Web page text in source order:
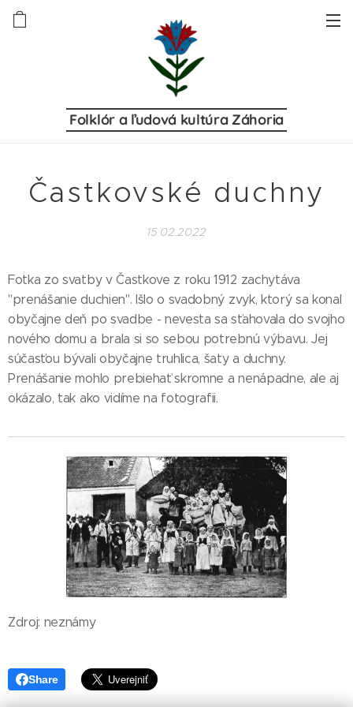
Folklór a ľudová kultúra Záhoria
Častkovské duchny
15.02.2022
Fotka zo svatby v Častkove z roku 1912 zachytáva
"prenášanie duchien". Išlo o svadobný zvyk, ktorý sa konal
obyčajne deň po svadbe - nevesta sa sťahovala do svojho
nového domu a brala si so sebou potrebnú výbavu. Jej
súčasťou bývali obyčajne truhlica, šaty a duchny.
Prenášanie mohlo prebiehať skromne a nenápadne, ale aj
okázalo, tak ako vidíme na fotografii.
Zdroj: neznámy
Share